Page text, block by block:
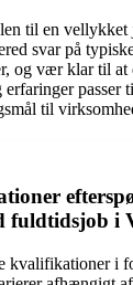
til en vellykket
svar på
og vær klar til at
passer
til
fuldtidsjob i
kvalifikationer i